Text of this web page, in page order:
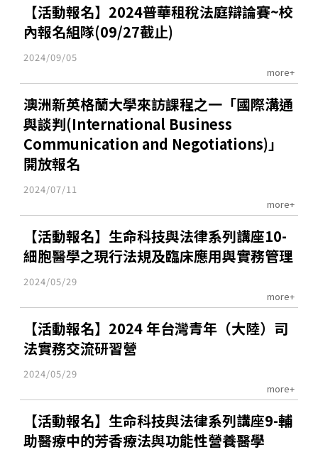
【活動報名】2024普華租稅法庭辯論賽~校
內報名組隊(09/27截止)
2024/09/05
more+
澳洲新英格蘭大學來訪課程之一「國際溝通
與談判(International Business
Communication and Negotiations)」
開放報名
2024/07/11
more+
【活動報名】生命科技與法律系列講座10-
細胞醫學之現行法規及臨床應用與實務管理
2024/05/29
more+
【活動報名】2024 年台灣青年（大陸）司
法實務交流研習營
2024/05/29
more+
【活動報名】生命科技與法律系列講座9-輔
助醫療中的芳香療法與功能性營養醫學